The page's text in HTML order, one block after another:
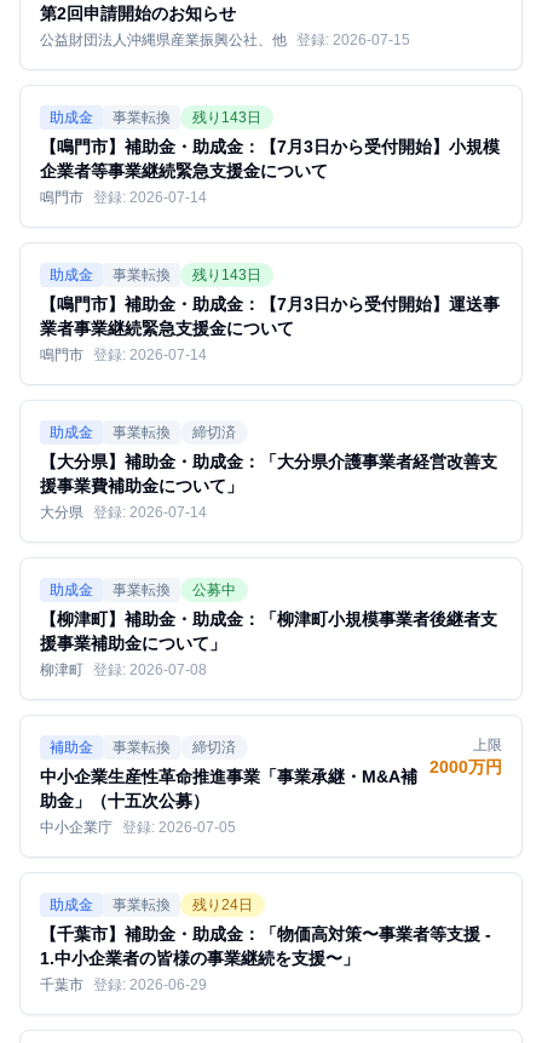
第2回申請開始のお知らせ
公益財団法人沖縄県産業振興公社、他 登録: 2026-07-15
助成金 事業転換 残り 143 日
【鳴門市】補助金・助成金：【7月3日から受付開始】小規模
企業者等事業継続緊急支援金について
鳴門市 登録: 2026-07-14
助成金 事業転換 残り 143 日
【鳴門市】補助金・助成金：【7月3日から受付開始】運送事
業者事業継続緊急支援金について
鳴門市 登録: 2026-07-14
助成金 事業転換 締切済
【大分県】補助金・助成金：「大分県介護事業者経営改善支
援事業費補助金について」
大分県 登録: 2026-07-14
助成金 事業転換 公募中
【柳津町】補助金・助成金：「柳津町小規模事業者後継者支
援事業補助金について」
柳津町 登録: 2026-07-08
補助金 事業転換 締切済
中小企業生産性革命推進事業「事業承継・M&A補
助金」（十五次公募）
中小企業庁 登録: 2026-07-05
上限
2000万円
助成金 事業転換 残り 24日
【千葉市】補助金・助成金：「物価高対策〜事業者等支援 -
1.中小企業者の皆様の事業継続を支援〜」
千葉市 登録: 2026-06-29